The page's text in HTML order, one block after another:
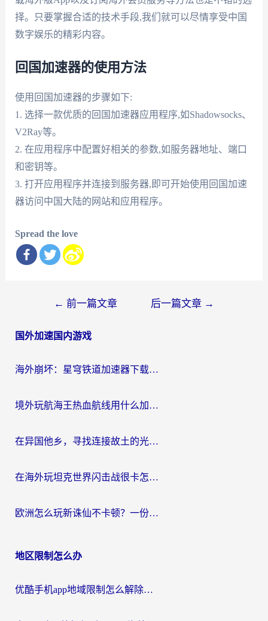
择。只要掌握合适的技术手段,我们就可以尽情享受中国
数字娱乐的精彩内容。
回国加速器的使用方法
使用回国加速器的步骤如下:
1. 选择一款优质的回国加速器应用程序,如Shadowsocks、
V2Ray等。
2. 在应用程序中配置好相关的参数,如服务器地址、端口
和密钥等。
3. 打开应用程序并连接到服务器,即可开始使用回国加速
器访问中国大陆的网站和应用程序。
Spread the love
导
← 前一篇文章 后一篇文章 →
国外加速国内游戏
海外崩坏：星穹铁道加速器下载安装：一份给游子的终极网络指南
境外玩航海王热血航线用什么加速器？2026海外玩家实测最优方案（附欧洲问道堡垒前线加速技巧）
在异国他乡，寻找连接故土的光明大陆免费加速器
在海外玩坦克世界闪击战很卡怎么办？老玩家亲测有效的加速器选择指南
欧洲怎么玩新诛仙不卡顿？一份给海外游子的国服游戏畅玩指南
地区限制怎么办
优酷手机app地域限制怎么解除？海外党亲测有效的追剧方案